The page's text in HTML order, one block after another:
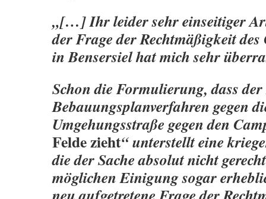
„[…] Ihr leider sehr einseitiger
der Frage der Rechtmäßigkeit
in Bensersiel hat mich sehr
Schon die Formulierung, dass
Bebauungsplanverfahren gegen
Umgehungsstraße gegen den
Felde zieht“ unterstellt eine
die der Sache absolut nicht
möglichen Einigung sogar